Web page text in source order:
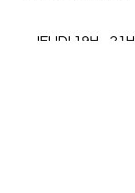
- JEUDI 19H - 21H